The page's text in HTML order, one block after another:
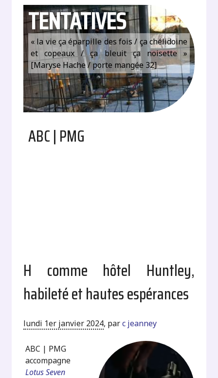
TENTATIVES
« la vie ça éparpille des fois / ça chélidoine
et copeaux / ça bleuit ça noisette »
[Maryse Hache / porte mangée 32]
ABC | PMG
H comme hôtel Huntley,
habileté et hautes espérances
lundi 1er janvier 2024, parc jeanney
ABC | PMG
accompagne
Lotus Seven